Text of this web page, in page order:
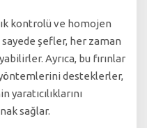
kontrolü ve homojen
şefler, her zaman
Ayrıca, bu fırınlar
desteklerler,
sağlar.